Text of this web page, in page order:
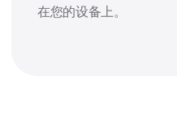
在您的设备上。